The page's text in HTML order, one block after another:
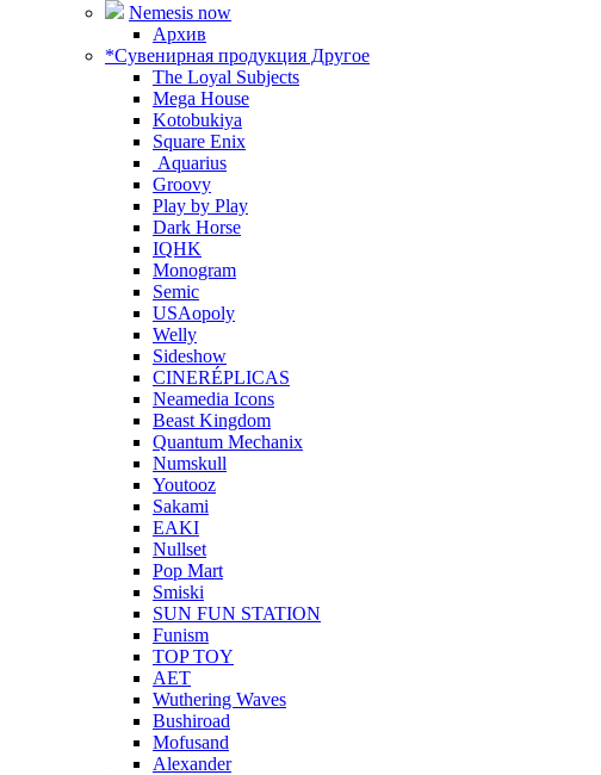
Nemesis now
Архив
*Сувенирная продукция Другое
The Loyal Subjects
Mega House
Kotobukiya
Square Enix
Aquarius
Groovy
Play by Play
Dark Horse
IQHK
Monogram
Semic
USAopoly
Welly
Sideshow
CINERÉPLICAS
Neamedia Icons
Beast Kingdom
Quantum Mechanix
Numskull
Youtooz
Sakami
EAKI
Nullset
Pop Mart
Smiski
SUN FUN STATION
Funism
TOP TOY
AET
Wuthering Waves
Bushiroad
Mofusand
Alexander